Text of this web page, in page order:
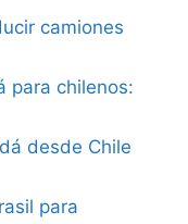
camiones
para chilenos:
desde Chile
para